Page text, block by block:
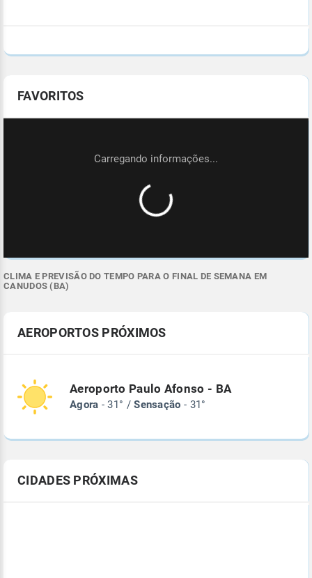
FAVORITOS
CLIMA E PREVISÃO DO TEMPO PARA O FINAL DE SEMANA EM
CANUDOS (BA)
AEROPORTOS PRÓXIMOS
Aeroporto Paulo Afonso - BA
Agora - 31° /Sensação - 31°
CIDADES PRÓXIMAS